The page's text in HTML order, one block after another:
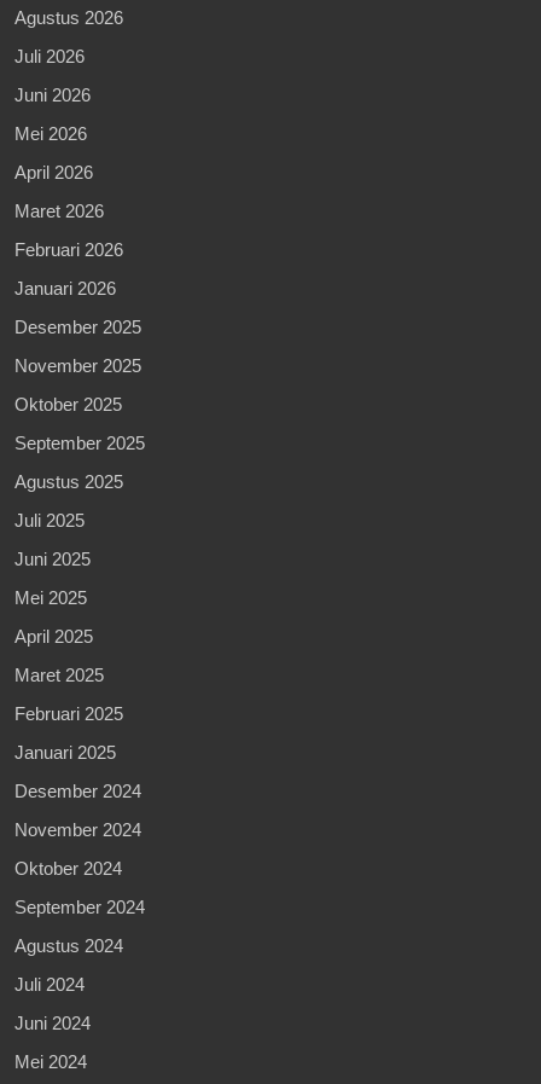
Agustus 2026
Juli 2026
Juni 2026
Mei 2026
April 2026
Maret 2026
Februari 2026
Januari 2026
Desember 2025
November 2025
Oktober 2025
September 2025
Agustus 2025
Juli 2025
Juni 2025
Mei 2025
April 2025
Maret 2025
Februari 2025
Januari 2025
Desember 2024
November 2024
Oktober 2024
September 2024
Agustus 2024
Juli 2024
Juni 2024
Mei 2024